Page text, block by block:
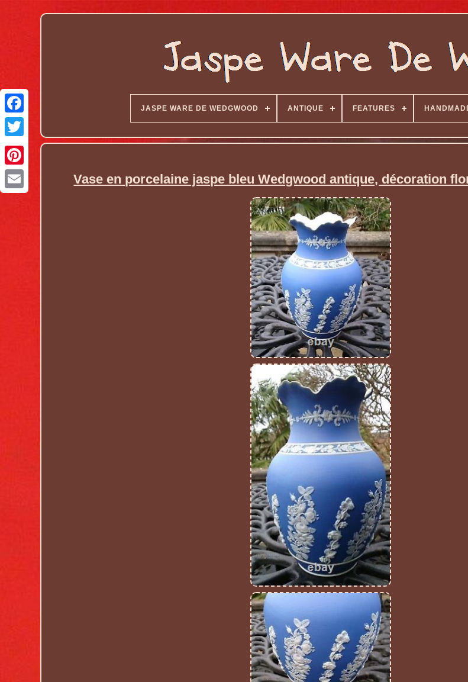
JASPE WARE DE WEDGWOOD ANTIQUE FEATURES
Vase en porcelaine jaspe bleu Wedgwood antique, décoration